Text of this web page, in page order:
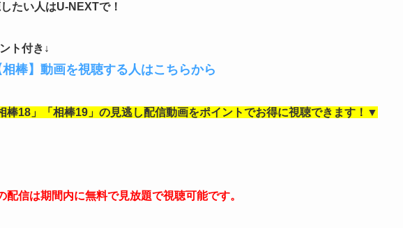
たい人はU-NEXTで！
ト付き↓
棒】動画を視聴する人はこちらから
棒18」「相棒19」の見逃し配信動画をポイントでお得に視聴できます！▼
信は期間内に無料で見放題で視聴可能です。